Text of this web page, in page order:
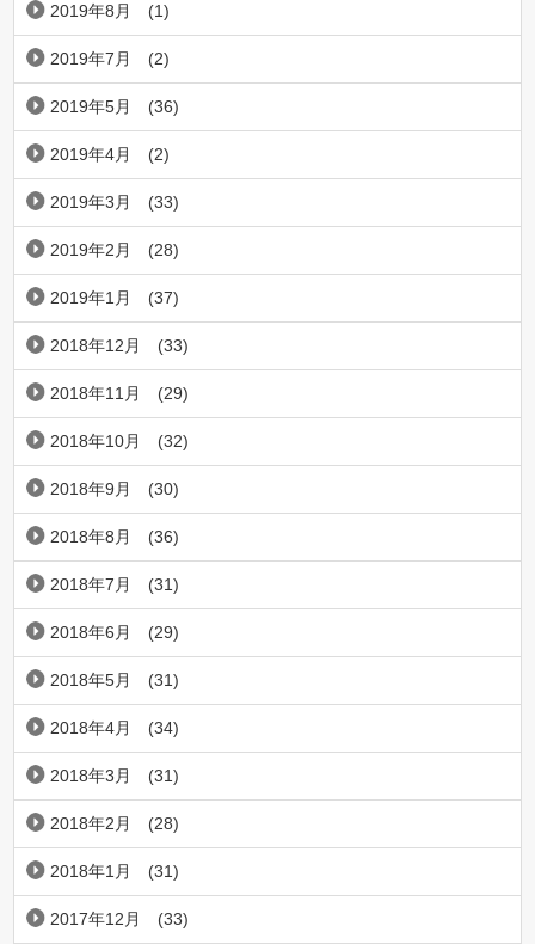
2019年8月 (1)
2019年7月 (2)
2019年5月 (36)
2019年4月 (2)
2019年3月 (33)
2019年2月 (28)
2019年1月 (37)
2018年12月 (33)
2018年11月 (29)
2018年10月 (32)
2018年9月 (30)
2018年8月 (36)
2018年7月 (31)
2018年6月 (29)
2018年5月 (31)
2018年4月 (34)
2018年3月 (31)
2018年2月 (28)
2018年1月 (31)
2017年12月 (33)